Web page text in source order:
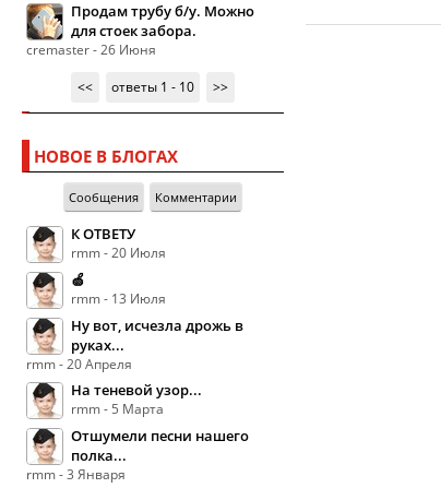
Продам трубу б/у. Можно
для стоек забора.
cremaster - 26 Июня
<<
ответы 1 - 10 >>
НОВОЕ В БЛОГАХ
Сообщения Комментарии
К ОТВЕТУ
rmm - 20 Июля
🍏
rmm - 13 Июля
Ну вот, исчезла дрожь в
руках...
rmm - 20 Апреля
На теневой узор...
rmm - 5 Марта
Отшумели песни нашего
полка...
rmm - 3 Января